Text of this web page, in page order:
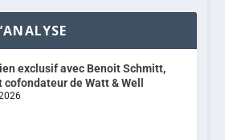
exclusif avec Benoit Schmitt,
cofondateur de Watt & Well